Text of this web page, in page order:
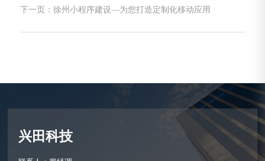
下一页：徐州小程序建设—为您打造定制化移动应用
兴田科技